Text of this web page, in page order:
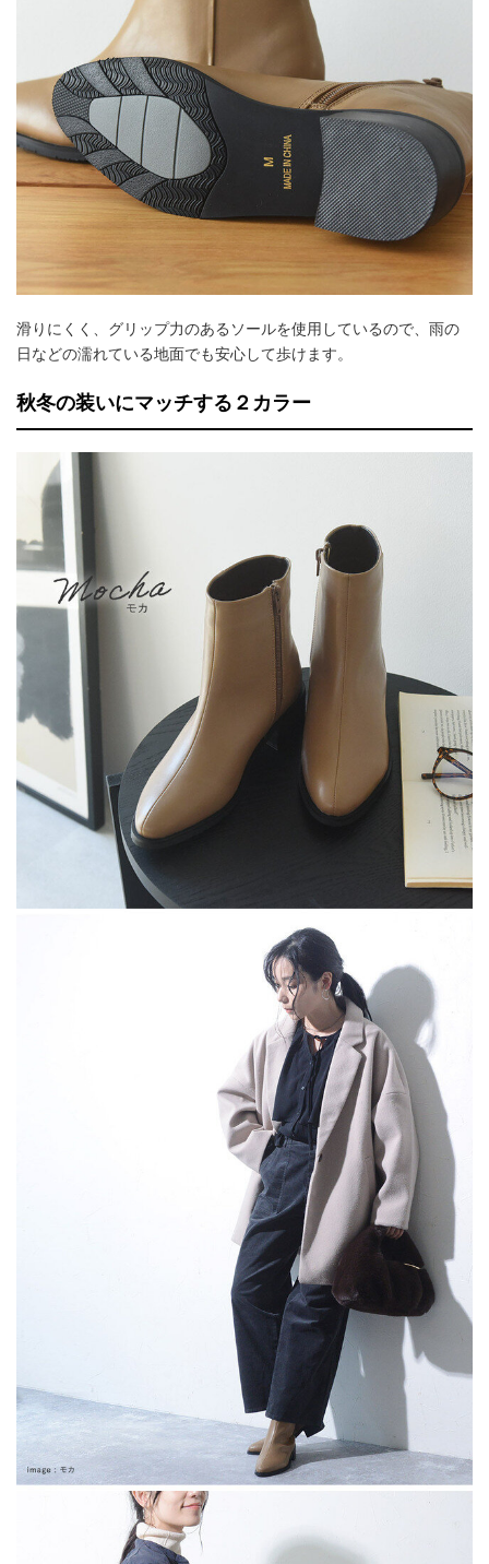
滑りにくく、グリップ力のあるソールを使用しているので、雨の
日などの濡れている地面でも安心して歩けます。
秋冬の装いにマッチする２カラー